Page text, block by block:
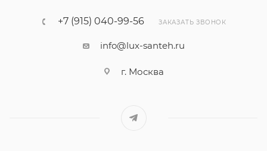
+7 (915) 040-99-56 ЗАКАЗАТЬ ЗВОНОК
info@lux-santeh.ru
г. Москва